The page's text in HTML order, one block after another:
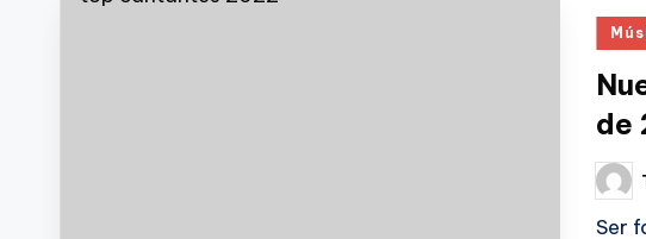
de
por
Ser